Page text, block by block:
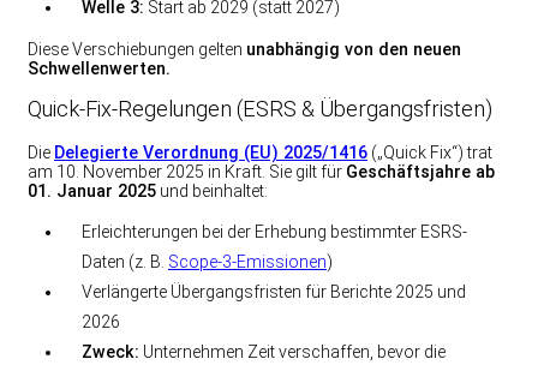
Welle 3: Start ab 2029 (statt 2027)
Diese Verschiebungen gelten unabhängig von den neuen
Schwellenwerten.
Quick-Fix-Regelungen (ESRS & Übergangsfristen)
Die Delegierte Verordnung (EU) 2025/1416 („Quick Fix“) trat
am 10. November 2025 in Kraft. Sie gilt für Geschäftsjahre ab
01. Januar 2025 und beinhaltet:
Erleichterungen bei der Erhebung bestimmter ESRS-
Daten (z. B. Scope-3-Emissionen)
Verlängerte Übergangsfristen für Berichte 2025 und
2026
Zweck: Unternehmen Zeit verschaffen, bevor die